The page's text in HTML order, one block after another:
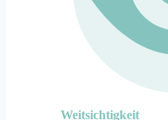
Weitsichtigkeit